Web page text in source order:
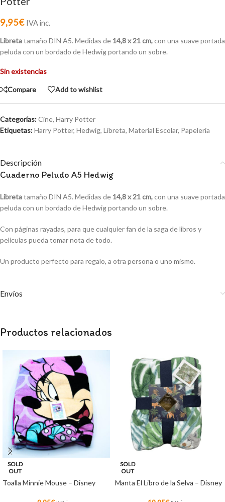
9,95€ IVA inc.
Libretatamaño DIN A5. Medidas de 14,8 x 21 cm,con una suave portada
peluda con un bordado de Hedwig portando un sobre.
Sin existencias
Compare Add to wishlist
Categorías:Cine, Harry Potter
Etiquetas:Harry Potter, Hedwig, Libreta, Material Escolar, Papelería
Descripción
Cuaderno Peludo A5 Hedwig
Libretatamaño DIN A5. Medidas de 14,8 x 21 cm,con una suave portada
peluda con un bordado de Hedwig portando un sobre.
Con páginas rayadas, para que cualquier fan de la saga de libros y
películas pueda tomar nota de todo.
Un producto perfecto para regalo, a otra persona o uno mismo.
Envíos
Productos relacionados
SOLD
OUT
Toalla Minnie Mouse – Disney
SOLD
OUT
Manta El Libro de la Selva – Disney